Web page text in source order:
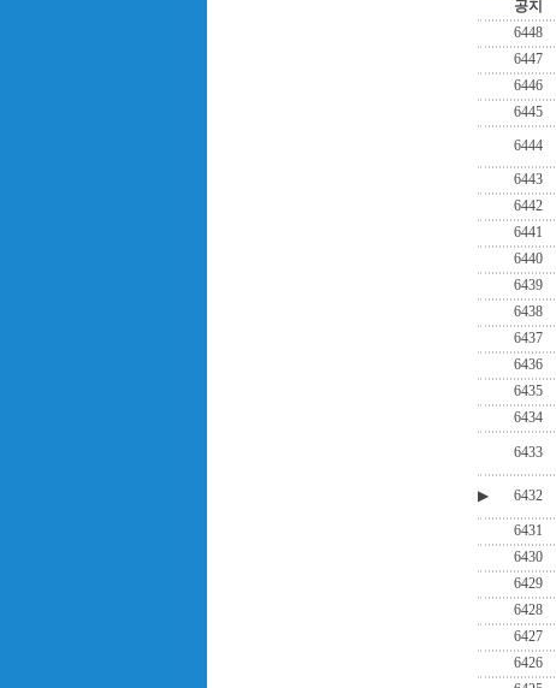
공지
6448
6447
6446
6445
6444
6443
6442
6441
6440
6439
6438
6437
6436
6435
6434
6433
▶ 6432
6431
6430
6429
6428
6427
6426